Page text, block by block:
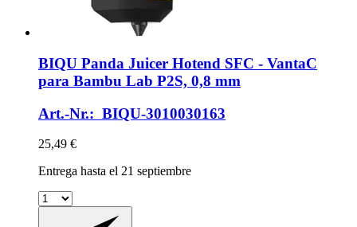
BIQU Panda Juicer Hotend SFC -​ VantaC
para Bambu Lab P2S, 0,8 mm
Art.-Nr.: BIQU-3010030163
25,49 €
Entrega hasta el 21 septiembre